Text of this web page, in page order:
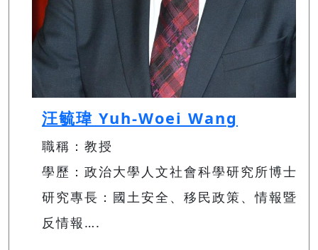
汪毓瑋 Yuh-Woei Wang
職稱：教授
學歷：政治大學人文社會科學研究所博士
研究專長：國土安全、移民政策、情報暨
反情報….